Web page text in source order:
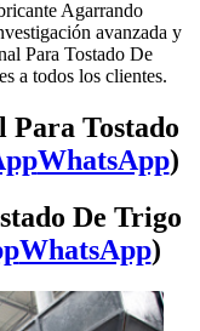
Agarrando
avanzada y
Para Tostado De
a todos los clientes.
Tostado
WhatsApp)
De Trigo
WhatsApp)